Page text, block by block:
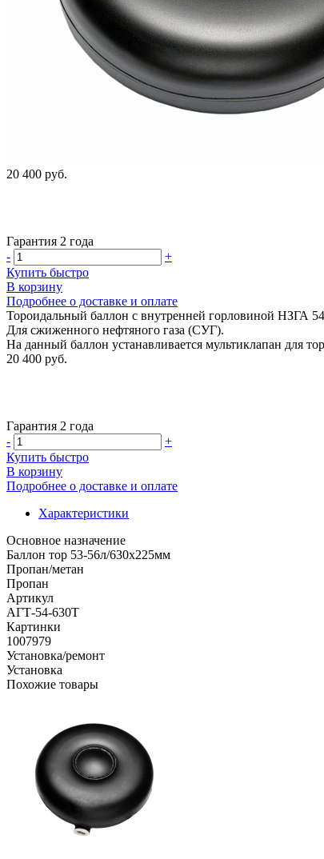
20 400 руб.
Гарантия 2 года
-
+
Купить быстро
В корзину
Подробнее о доставке и оплате
Тороидальный баллон с внутренней горловиной НЗГА
Для сжиженного нефтяного газа (СУГ).
На данный баллон устанавливается мультиклапан для
20 400 руб.
Гарантия 2 года
-
+
Купить быстро
В корзину
Подробнее о доставке и оплате
Характеристики
Основное назначение
Баллон тор 53-56л/630х225мм
Пропан/метан
Пропан
Артикул
АГТ-54-630Т
Картинки
1007979
Установка/ремонт
Установка
Похожие товары